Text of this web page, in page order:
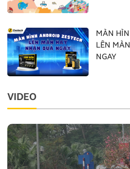
MÀN
LÊN
NGAY
VIDEO